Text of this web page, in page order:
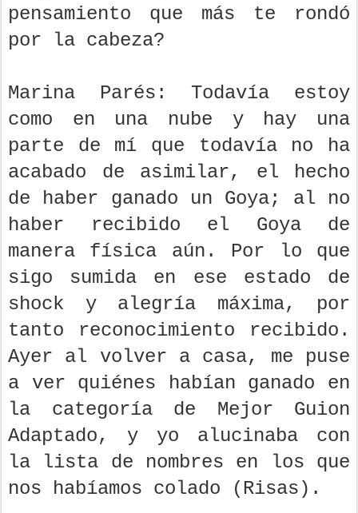
pensamiento que más te rondó
por la cabeza?
Marina Parés: Todavía estoy
como en una nube y hay una
parte de mí que todavía no ha
acabado de asimilar, el hecho
de haber ganado un Goya; al no
haber recibido el Goya de
manera física aún. Por lo que
sigo sumida en ese estado de
shock y alegría máxima, por
tanto reconocimiento recibido.
Ayer al volver a casa, me puse
a ver quiénes habían ganado en
la categoría de Mejor Guion
Adaptado, y yo alucinaba con
la lista de nombres en los que
nos habíamos colado (Risas).